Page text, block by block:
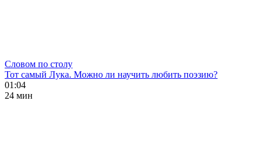
Словом по столу
Тот самый Лука. Можно ли научить любить поэзию?
01:04
24 мин